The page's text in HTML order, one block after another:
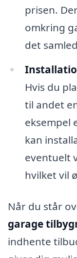
prisen.
omkring
det
Hvis du
til andet
eksempel
kan
eventuelt
hvilket vil
Når du står
garage
indhente